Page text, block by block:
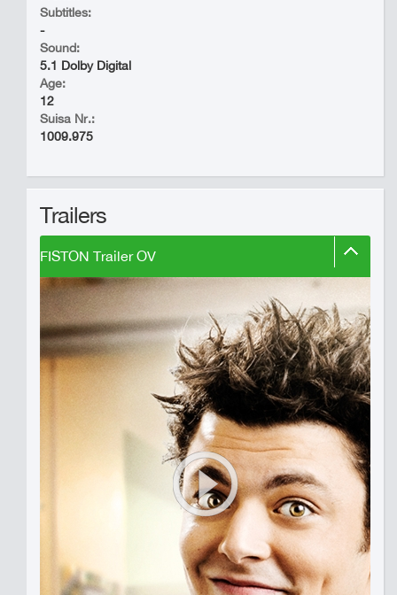
Subtitles:
-
Sound:
5.1 Dolby Digital
Age:
12
Suisa Nr.:
1009.975
Trailers
FISTON Trailer OV